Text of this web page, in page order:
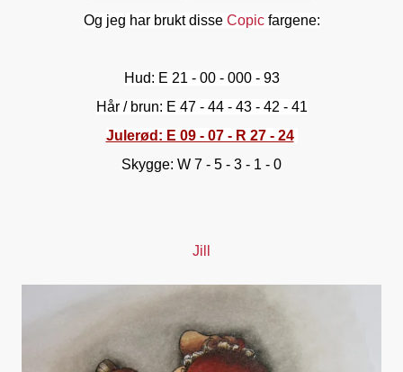
Og jeg har brukt disse Copicfargene:
Hud: E 21 - 00 - 000 - 93
Hår / brun: E 47 - 44 - 43 - 42 - 41
Julerød: E 09 - 07 - R 27 - 24
Skygge: W 7 - 5 - 3 - 1 - 0
Jill